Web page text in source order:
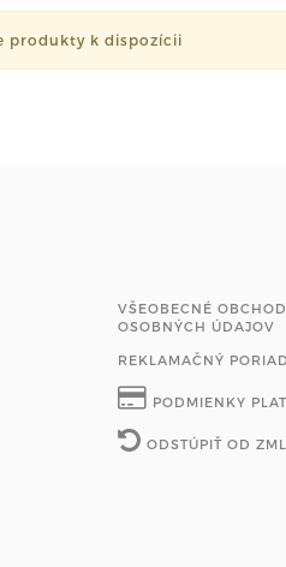
produkty k dispozícii
VŠEOBECNÉ
OSOBNÝCH ÚDAJOV
REKLAMAČNÝ
PODMIENKY
ODSTÚPIŤ OD